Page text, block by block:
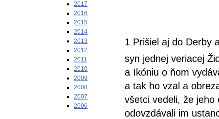
2017
2016
2015
2014
2013
2012
2011
2010
2009
2008
2007
2006
1 Prišiel aj do Derby
syn jednej veriacej
a Ikóniu o ňom
a tak ho vzal a
všetci vedeli, že
odovzdávali im